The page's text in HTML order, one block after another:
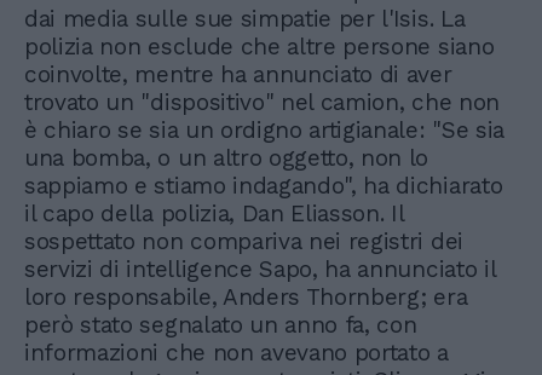
dai media sulle sue simpatie per l'Isis. La
polizia non esclude che altre persone siano
coinvolte, mentre ha annunciato di aver
trovato un "dispositivo" nel camion, che non
è chiaro se sia un ordigno artigianale: "Se sia
una bomba, o un altro oggetto, non lo
sappiamo e stiamo indagando", ha dichiarato
il capo della polizia, Dan Eliasson. Il
sospettato non compariva nei registri dei
servizi di intelligence Sapo, ha annunciato il
loro responsabile, Anders Thornberg; era
però stato segnalato un anno fa, con
informazioni che non avevano portato a